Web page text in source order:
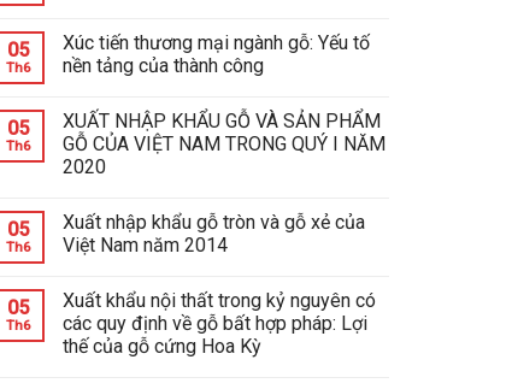
05
Th6
Xúc tiến thương mại ngành gỗ: Yếu tố
nền tảng của thành công
05
Th6
XUẤT NHẬP KHẨU GỖ VÀ SẢN PHẨM
GỖ CỦA VIỆT NAM TRONG QUÝ I NĂM
2020
05
Th6
Xuất nhập khẩu gỗ tròn và gỗ xẻ của
Việt Nam năm 2014
05
Th6
Xuất khẩu nội thất trong kỷ nguyên có
các quy định về gỗ bất hợp pháp: Lợi
thế của gỗ cứng Hoa Kỳ